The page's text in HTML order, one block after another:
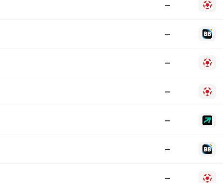
—
—
—
—
—
—
—